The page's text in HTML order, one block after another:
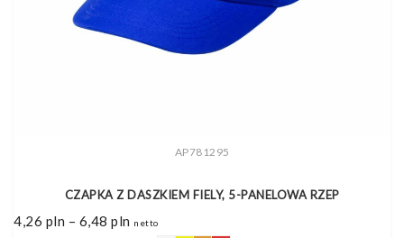
AP781295
CZAPKA Z DASZKIEM FIELY, 5-PANELOWA RZEP
4,26 pln – 6,48 pln Zakres
cen:
netto